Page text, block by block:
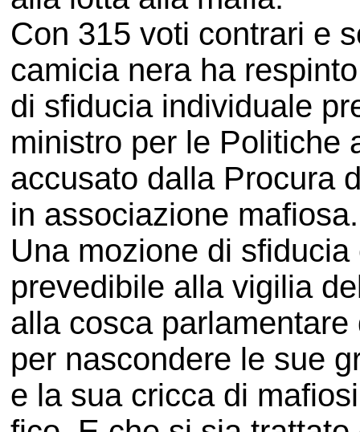
Con 315 voti contrari e
camicia nera ha
di sfiducia individuale
ministro per le Politiche
accusato dalla Procura
in associazione mafiosa.
Una mozione di
prevedibile alla vigilia
alla cosca
per nascondere le sue
e la sua cricca di